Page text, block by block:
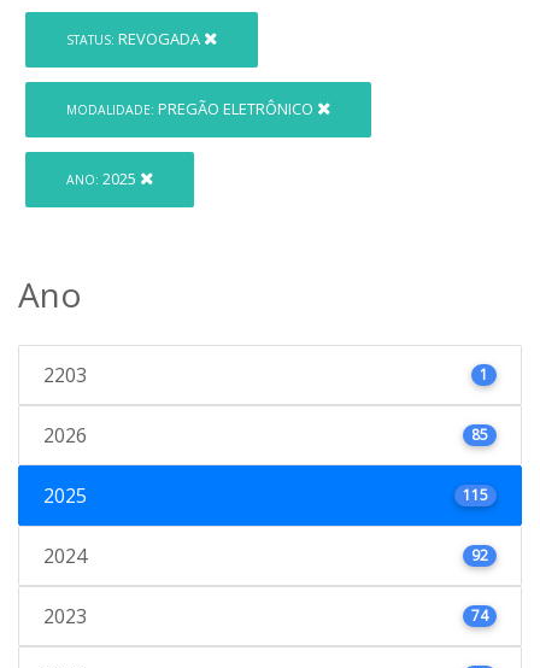
STATUS: REVOGADA
MODALIDADE: PREGÃO ELETRÔNICO
ANO: 2025
Ano
2203 1
2026 85
2025 115
2024 92
2023 74